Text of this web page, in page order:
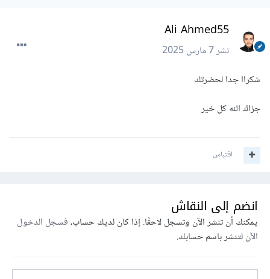
Ali Ahmed55
نشر7 مارس 2025
شكراا جدا لحضرتك
جزاك الله كل خير
اقتباس
انضم إلى النقاش
يمكنك أن تنشر الآن وتسجل لاحقًا. إذا كان لديك حساب،فسجل الدخول
الآنلتنشر باسم حسابك.